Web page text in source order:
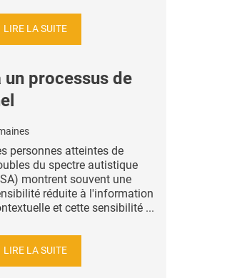
LIRE LA SUITE
un processus de
personnes atteintes de
du spectre autistique
montrent souvent une
réduite à l'information
et cette sensibilité ...
LIRE LA SUITE